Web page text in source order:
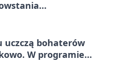
uczczą bohaterów
W programie